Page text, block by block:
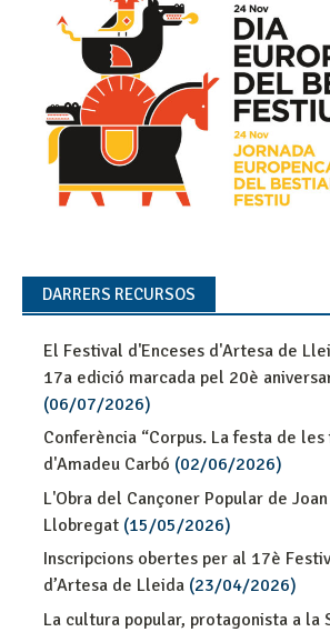
DARRERS RECURSOS
El Festival d'Enceses d'Artesa de
17a edició marcada pel 20è
(06/07/2026)
Conferència “Corpus. La festa de
d'Amadeu Carbó (02/06/2026)
L'Obra del Cançoner Popular de
Llobregat (15/05/2026)
Inscripcions obertes per al 17è
d’Artesa de Lleida (23/04/2026)
La cultura popular, protagonista a la